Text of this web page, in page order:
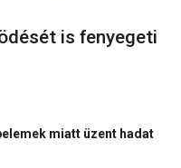
is fenyegeti
miatt üzent hadat